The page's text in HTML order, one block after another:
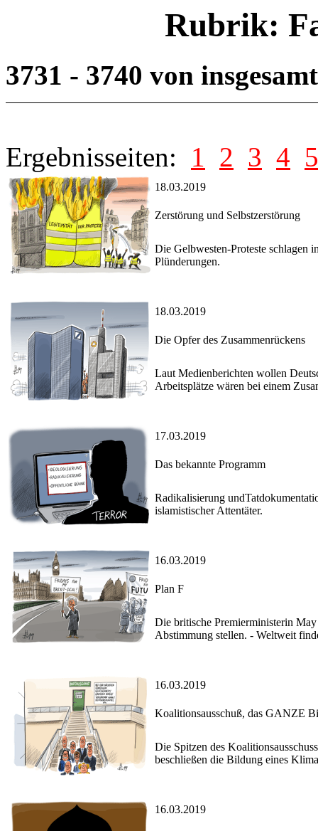
Rubrik:
3731 - 3740 von
Ergebnisseiten: 1 2 3 4 5
18.03.2019
Zerstörung und Selbstzerstörung
Die Gelbwesten-Proteste schlagen
Plünderungen.
18.03.2019
Die Opfer des Zusammenrückens
Laut Medienberichten wollen
Arbeitsplätze wären bei einem
17.03.2019
Das bekannte Programm
Radikalisierung
islamistischer Attentäter.
16.03.2019
Plan F
Die britische Premierministerin
Abstimmung stellen. - Weltweit
16.03.2019
Koalitionsausschuß, das GANZE
Die Spitzen des
beschließen die Bildung eines
16.03.2019